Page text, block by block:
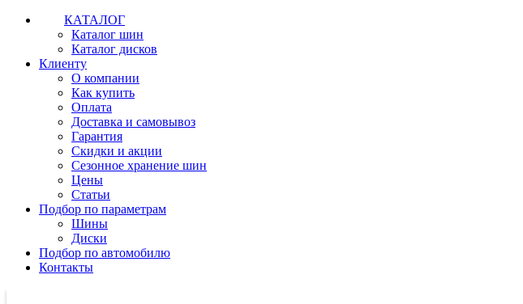
КАТАЛОГ
Каталог шин
Каталог дисков
Клиенту
О компании
Как купить
Оплата
Доставка и самовывоз
Гарантия
Скидки и акции
Сезонное хранение шин
Цены
Статьи
Подбор по параметрам
Шины
Диски
Подбор по автомобилю
Контакты